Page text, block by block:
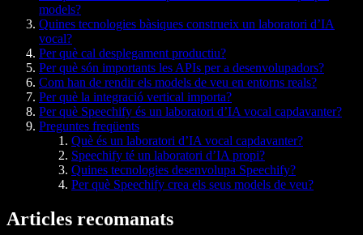
models?
Quines tecnologies bàsiques construeix un laboratori d’IA
vocal?
Per què cal desplegament productiu?
Per què són importants les APIs per a desenvolupadors?
Com han de rendir els models de veu en entorns reals?
Per què la integració vertical importa?
Per què Speechify és un laboratori d’IA vocal capdavanter?
Preguntes freqüents
Què és un laboratori d’IA vocal capdavanter?
Speechify té un laboratori d’IA propi?
Quines tecnologies desenvolupa Speechify?
Per què Speechify crea els seus models de veu?
Articles recomanats